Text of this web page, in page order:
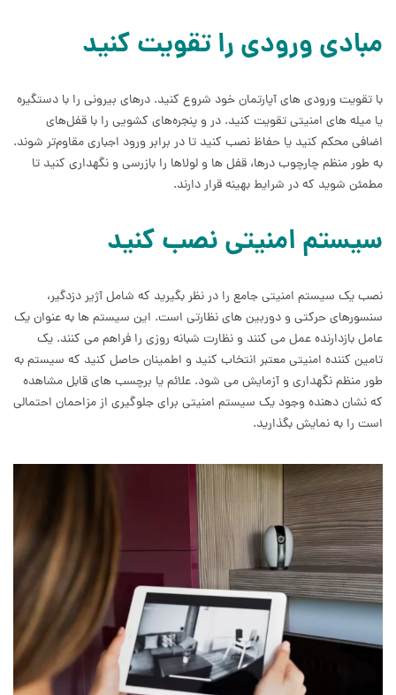
مبادی ورودی را تقویت کنید
با تقویت ورودی های آپارتمان خود شروع کنید. درهای بیرونی را با دستگیره
یا میله های امنیتی تقویت کنید. در و پنجره‌های کشویی را با قفل‌های
اضافی محکم کنید یا حفاظ نصب کنید تا در برابر ورود اجباری مقاوم‌تر شوند.
به طور منظم چارچوب درها، قفل ها و لولاها را بازرسی و نگهداری کنید تا
مطمئن شوید که در شرایط بهینه قرار دارند.
سیستم امنیتی نصب کنید
نصب یک سیستم امنیتی جامع را در نظر بگیرید که شامل آژیر دزدگیر،
سنسورهای حرکتی و دوربین های نظارتی است. این سیستم ها به عنوان یک
عامل بازدارنده عمل می کنند و نظارت شبانه روزی را فراهم می کنند. یک
تامین کننده امنیتی معتبر انتخاب کنید و اطمینان حاصل کنید که سیستم به
طور منظم نگهداری و آزمایش می شود. علائم یا برچسب های قابل مشاهده
که نشان دهنده وجود یک سیستم امنیتی برای جلوگیری از مزاحمان احتمالی
است را به نمایش بگذارید.